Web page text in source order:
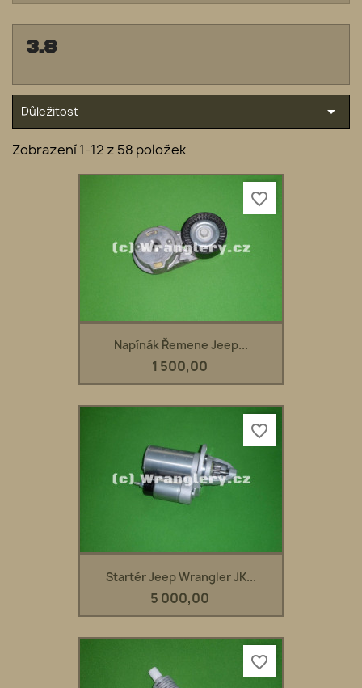
3.8
Důležitost 
Zobrazení 1-12 z 58 položek
Napínák Řemene Jeep...
1 500,00
favorite_border
Startér Jeep Wrangler JK...
5 000,00
favorite_border
favorite_border